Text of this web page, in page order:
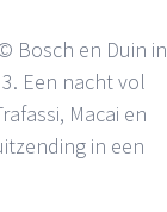
Bosch en Duin in
Een nacht vol
Macai en
in een